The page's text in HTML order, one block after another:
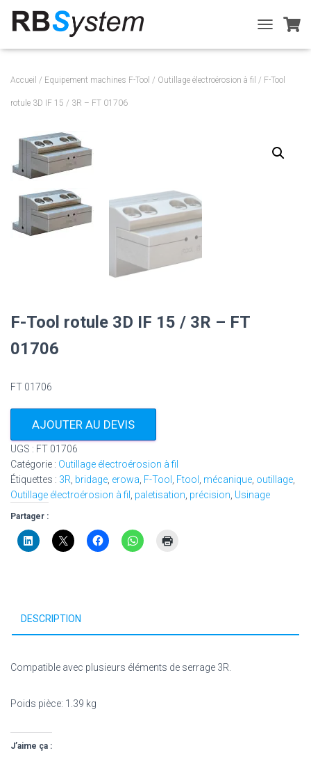
O
G
Accueil / Equipement machines F-Tool / Outillage électroérosion à fil / F-Tool
rotule 3D IF 15 / 3R – FT 01706
F-Tool rotule 3D IF 15 / 3R – FT
01706
FT 01706
AJOUTER AU DEVIS
UGS : FT 01706
Catégorie : Outillage électroérosion à fil
Étiquettes : 3R bridage erowa F-Tool Ftool mécanique outillage
Outillage électroérosion à fil
paletisation précision Usinage
Partager :
DESCRIPTION
Compatible avec plusieurs éléments de serrage 3R.
Poids pièce: 1.39 kg
J’aime ça :